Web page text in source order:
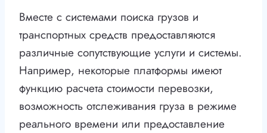
Вместе с системами поиска грузов и
транспортных средств предоставляются
различные сопутствующие услуги и системы.
Например, некоторые платформы имеют
функцию расчета стоимости перевозки,
возможность отслеживания груза в режиме
реального времени или предоставление